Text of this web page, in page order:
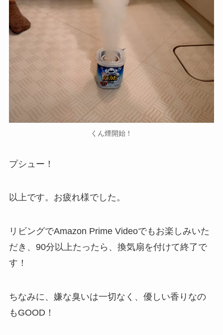
くん煙開始！
プシュー！
以上です。お疲れ様でした。
リビングでAmazon Prime Videoでもお楽しみいた
だき、90分以上たったら、換気扇を付けて終了で
す！
ちなみに、嫌な臭いは一切なく、優しい香りなの
もGOOD！